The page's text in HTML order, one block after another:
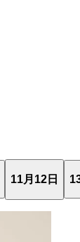
11月12日